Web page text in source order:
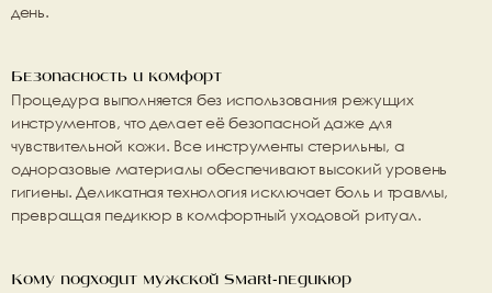
день.
Безопасность и комфорт
Процедура выполняется без использования режущих
инструментов, что делает её безопасной даже для
чувствительной кожи. Все инструменты стерильны, а
одноразовые материалы обеспечивают высокий уровень
гигиены. Деликатная технология исключает боль и травмы,
превращая педикюр в комфортный уходовой ритуал.
Кому подходит мужской Smart-педикюр